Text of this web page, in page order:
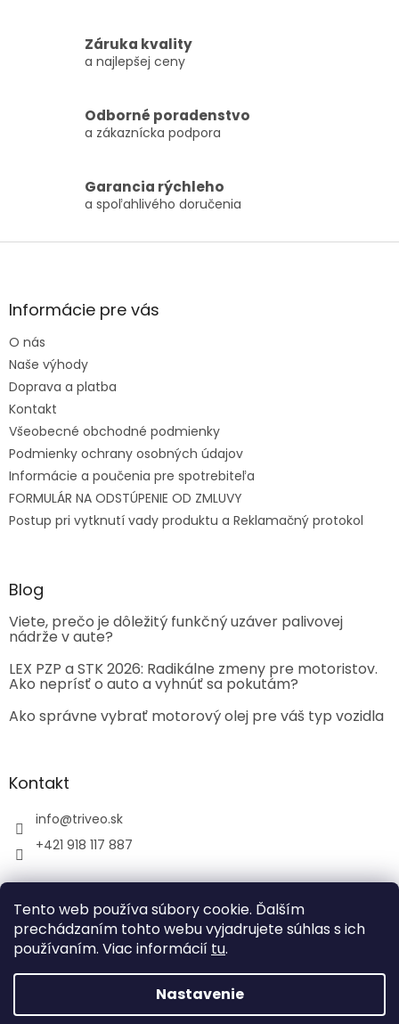
Tento web používa súbory cookie. Ďalším
prechádzaním tohto webu vyjadrujete súhlas s ich
používaním. Viac informácií tu.
Nastavenie
Záruka kvality
a najlepšej ceny
Odborné poradenstvo
a zákaznícka podpora
Garancia rýchleho
a spoľahlivého doručenia
Zápätie
Informácie pre vás
O nás
Naše výhody
Doprava a platba
Kontakt
Všeobecné obchodné podmienky
Podmienky ochrany osobných údajov
Informácie a poučenia pre spotrebiteľa
FORMULÁR NA ODSTÚPENIE OD ZMLUVY
Postup pri vytknutí vady produktu a Reklamačný protokol
Blog
Viete, prečo je dôležitý funkčný uzáver palivovej
nádrže v aute?
LEX PZP a STK 2026: Radikálne zmeny pre motoristov.
Ako neprísť o auto a vyhnúť sa pokutám?
Ako správne vybrať motorový olej pre váš typ vozidla
Kontakt
info@triveo.sk
+421 918 117 887
Vytvoril Shoptet
TRIVEO spol. s r.o.
vyhradené.